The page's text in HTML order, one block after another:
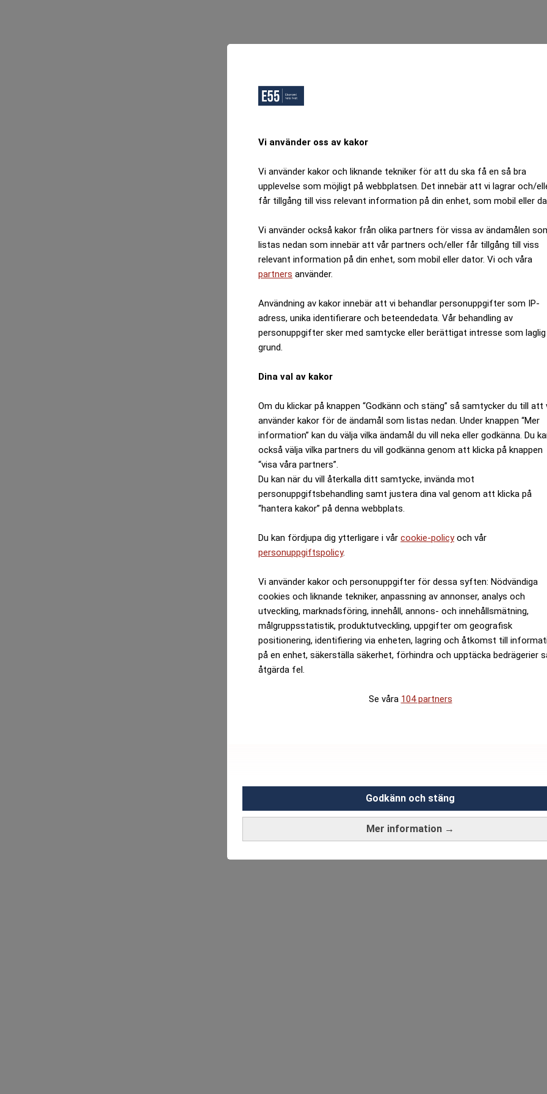
Vi använder oss av kakor
Vi använder kakor och liknande tekniker för att du ska få en så bra
upplevelse som möjligt på webbplatsen. Det innebär att vi lagrar och/
får tillgång till viss relevant information på din enhet, som mobil eller
Vi använder också kakor från olika partners för vissa av ändamålen
listas nedan som innebär att vår partners och/eller får tillgång till viss
relevant information på din enhet, som mobil eller dator. Vi och våra
partners använder.
Användning av kakor innebär att vi behandlar personuppgifter som IP-
adress, unika identifierare och beteendedata. Vår behandling av
personuppgifter sker med samtycke eller berättigat intresse som laglig
grund.
Dina val av kakor
Om du klickar på knappen “Godkänn och stäng” så samtycker du till att
använder kakor för de ändamål som listas nedan. Under knappen “Mer
information” kan du välja vilka ändamål du vill neka eller godkänna. Du
också välja vilka partners du vill godkänna genom att klicka på knappen
“visa våra partners”.
Du kan när du vill återkalla ditt samtycke, invända mot
personuppgiftsbehandling samt justera dina val genom att klicka på
“hantera kakor” på denna webbplats.
Du kan fördjupa dig ytterligare i vår cookie-policyoch vår
personuppgiftspolicy.
Vi använder kakor och personuppgifter för dessa syften: Nödvändiga
cookies och liknande tekniker, anpassning av annonser, analys och
utveckling, marknadsföring, innehåll, annons- och innehållsmätning,
målgruppsstatistik, produktutveckling, uppgifter om geografisk
positionering, identifiering via enheten, lagring och åtkomst till
på en enhet, säkerställa säkerhet, förhindra och upptäcka bedrägerier
åtgärda fel.
Se våra 104 partners
Mer information →
Godkänn och stäng